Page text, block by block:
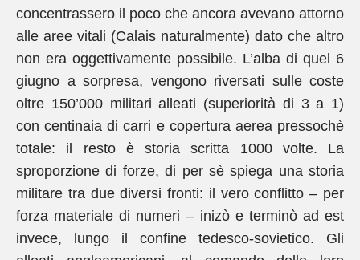
concentrassero il poco che ancora avevano attorno
alle aree vitali (Calais naturalmente) dato che altro
non era oggettivamente possibile. L’alba di quel 6
giugno a sorpresa, vengono riversati sulle coste
oltre 150’000 militari alleati (superiorità di 3 a 1)
con centinaia di carri e copertura aerea pressochè
totale: il resto è storia scritta 1000 volte. La
sproporzione di forze, di per sè spiega una storia
militare tra due diversi fronti: il vero conflitto – per
forza materiale di numeri – inizò e terminò ad est
invece, lungo il confine tedesco-sovietico. Gli